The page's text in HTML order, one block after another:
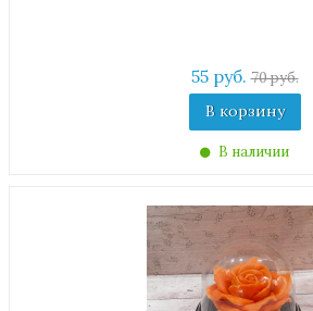
55 руб.70 руб.
В корзину
В наличии